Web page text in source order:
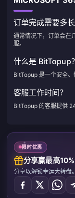
订单完成需要多长
通常情况下，订单会在
服。
什么是 BitTopup？
BitTopup 是一个安全、
客服工作时间？
BitTopup 的客服提供
限时优惠
分享赢最高
分享以解锁幸运大转盘。